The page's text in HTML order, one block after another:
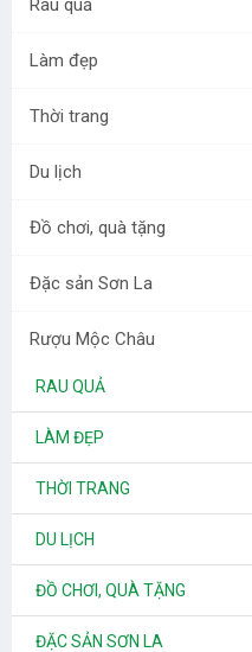
Rau quả
Làm đẹp
Thời trang
Du lịch
Đồ chơi, quà tặng
Đặc sản Sơn La
Rượu Mộc Châu
phân phối bánh sữa và chè
DANH MỤC SẢN PHẨM
BÁNH KẸO MỘC CHÂU
CHÈ MỘC CHÂU
THỰC PHẨM
DƯỢC LIỆU TÂY BẮC
RAU QUẢ
LÀM ĐẸP
THỜI TRANG
DU LỊCH
ĐỒ CHƠI, QUÀ TẶNG
ĐẶC SẢN SƠN LA